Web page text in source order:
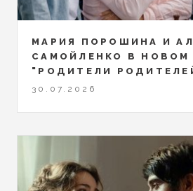
МАРИЯ ПОРОШИНА И
САМОЙЛЕНКО В НОВОМ
"РОДИТЕЛИ
30.07.2026